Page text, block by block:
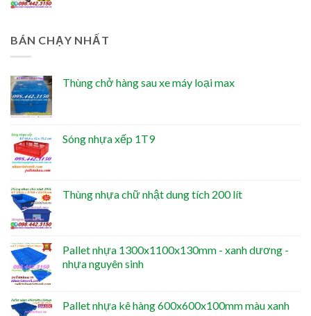
BÁN CHẠY NHẤT
Thùng chở hàng sau xe máy loại max
Sóng nhựa xếp 1T9
Thùng nhựa chữ nhật dung tích 200 lít
Pallet nhựa 1300x1100x130mm - xanh dương -
nhựa nguyên sinh
Pallet nhựa kê hàng 600x600x100mm màu xanh